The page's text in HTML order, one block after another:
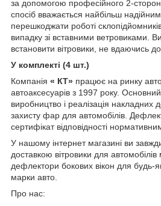
за допомогою професійного 2-
спосіб вважається найбільш
перешкоджати роботі
випадку зі вставними ветровиками.
встановити вітровики, не вдаючись
У комплекті (4 шт.)
Компанія « КТ» працює на ринку
автоаксесуарів з 1997 року. Основний
виробництво і реалізація накладних
захисту фар для автомобілів.
сертифікат відповідності
У нашому інтернет магазині ви
доставкою вітровики для
дефлектори бокових вікон для будь-
марки авто.
Про нас: